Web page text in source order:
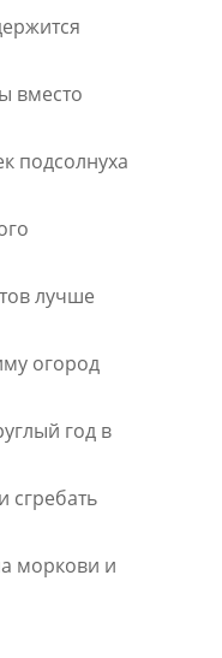
вместо
подсолнуха
лучше
огород
год в
сгребать
моркови и